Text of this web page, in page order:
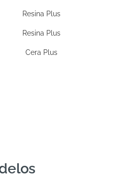
Resina Plus
Resina Plus
Cera Plus